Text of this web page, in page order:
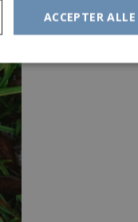
ACCEPTER ALLE